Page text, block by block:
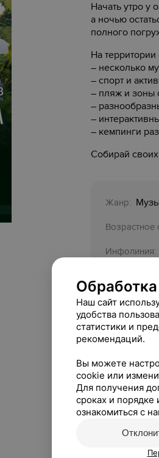
Начать утро у
а ночью
полного
На
– несколько
– спорт и
– пляж и зоны
–
–
– кемпинги
Собирай
Жанр:
Возрастное
Инфолиния:
Время
июля 2026
ООО «
УНП
Фотогалерея
Наш сайт
удобства
статистики и
рекомендаций.
Вы можете
cookie или
Для получения
сроках и
ознакомиться с